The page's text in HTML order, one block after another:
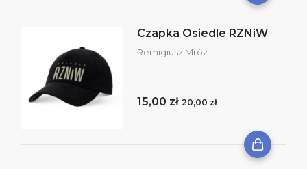
Czapka Osiedle RZNiW
Remigiusz Mróz
15,00 zł 20,00 zł